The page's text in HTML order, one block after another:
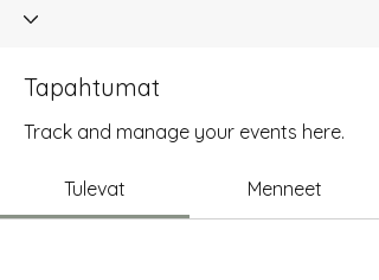
Tapahtumat
Track and manage your events here.
Tulevat Menneet